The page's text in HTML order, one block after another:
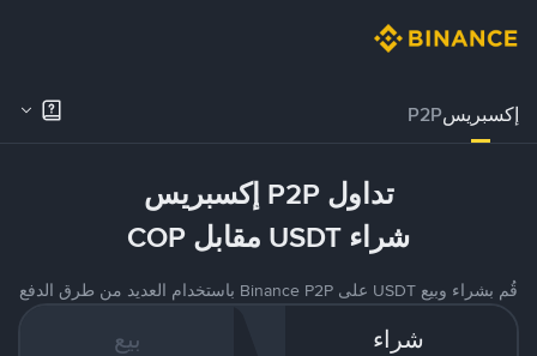
إكسبريسP2P
تداول P2P إكسبريس
شراء USDT مقابل COP
قُم بشراء وبيع USDT على Binance P2P باستخدام العديد من طرق الدفع
شراء بيع